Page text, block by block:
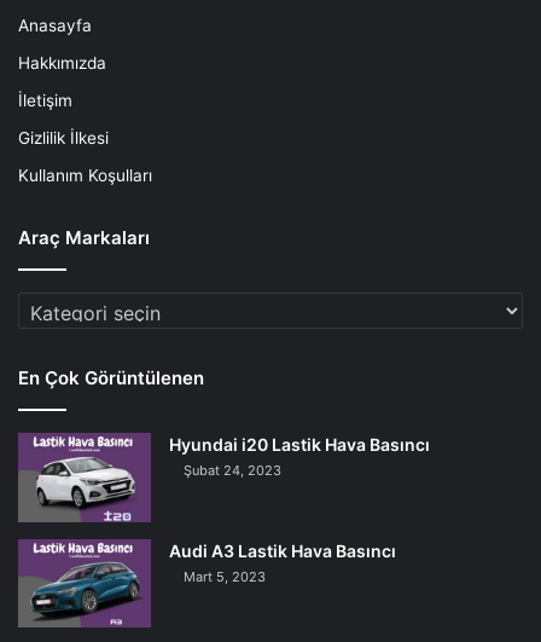
Anasayfa
Hakkımızda
İletişim
Gizlilik İlkesi
Kullanım Koşulları
Araç Markaları
Araç
En Çok Görüntülenen
Hyundai i20 Lastik Hava Basıncı
Şubat 24, 2023
Audi A3 Lastik Hava Basıncı
Mart 5, 2023